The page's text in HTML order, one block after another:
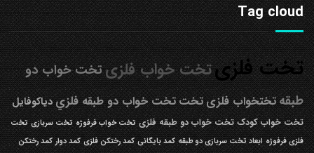
Tag cloud
تخت فلزیتخت خواب فلزیتخت خواب دو
طبقه تختخواب فلزیتختتخت خواب دو طبقه فلزيدیاکوفایل
تخت خواب کودک تخت خواب دو طبقه فلزی تخت خواب فرفوژه تخت سربازی تخت
فلزی فرفوژه ابعاد تخت سربازی دو طبقه کمد بایگانی کمد رختکن فلزی کمد دوار کمد رختکن